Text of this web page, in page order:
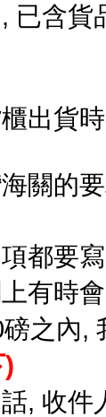
已含貨
出貨
關的
都要
有時
磅之內,
, 收件